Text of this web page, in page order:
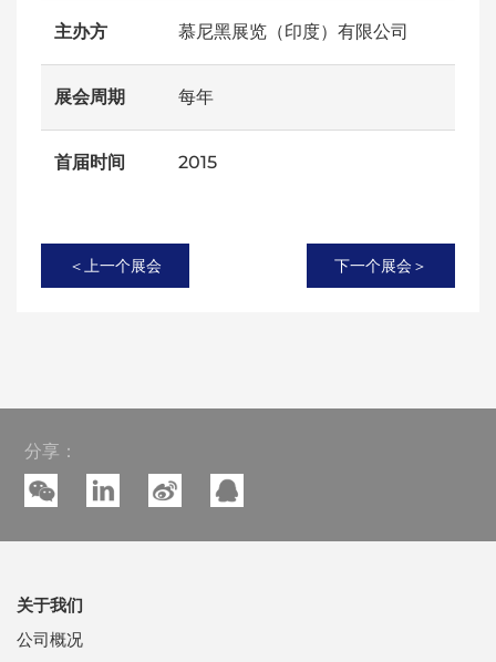
主办方 慕尼黑展览（印度）有限公司
展会周期 每年
首届时间 2015
＜上一个展会 下一个展会＞
分享：
关于我们
公司概况